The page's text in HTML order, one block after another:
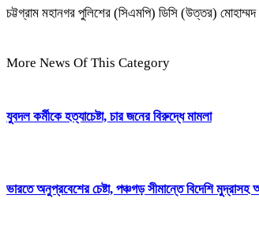
চট্টগ্রাম মহানগর পুলিশের (সিএমপি) ডিসি (উত্তর)
More News Of This Category
যুবদল কর্মীকে হত্যাচেষ্টা, চার জনের বিরুদ্ধে মামলা
ভারতে অনুপ্রবেশের চেষ্টা, পঞ্চগড় সীমান্তে বিদেশি